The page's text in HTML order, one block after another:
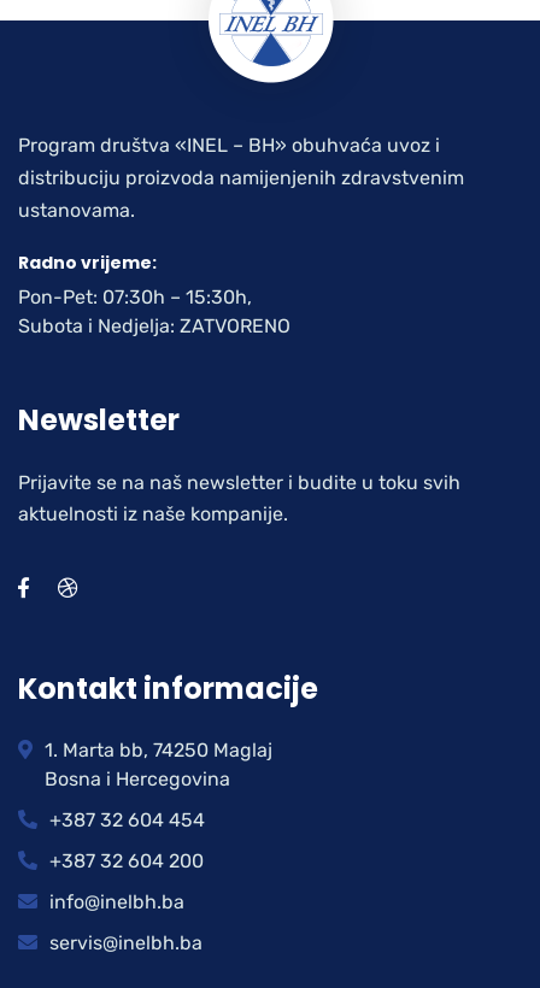
Program društva «INEL – BH» obuhvaća uvoz i
distribuciju proizvoda namijenjenih zdravstvenim
ustanovama.
Radno vrijeme:
Pon-Pet: 07:30h – 15:30h,
Subota i Nedjelja: ZATVORENO
Newsletter
Prijavite se na naš newsletter i budite u toku svih
aktuelnosti iz naše kompanije.
Kontakt informacije
1. Marta bb, 74250 Maglaj
Bosna i Hercegovina
+387 32 604 454
+387 32 604 200
info@inelbh.ba
servis@inelbh.ba